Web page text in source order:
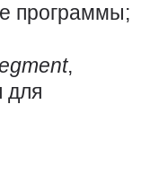
программы;
,
для